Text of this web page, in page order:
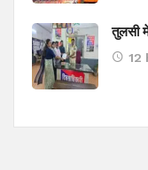
तुलसी
12